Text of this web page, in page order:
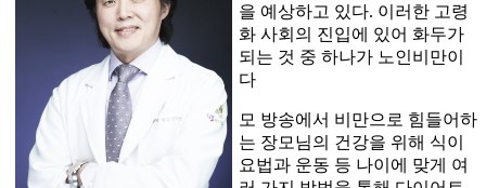
을 예상하고 있다. 이러한 고령
화 사회의 진입에 있어 화두가
되는 것 중 하나가 노인비만이
다
모 방송에서 비만으로 힘들어하
는 장모님의 건강을 위해 식이
요법과 운동 등 나이에 맞게 여